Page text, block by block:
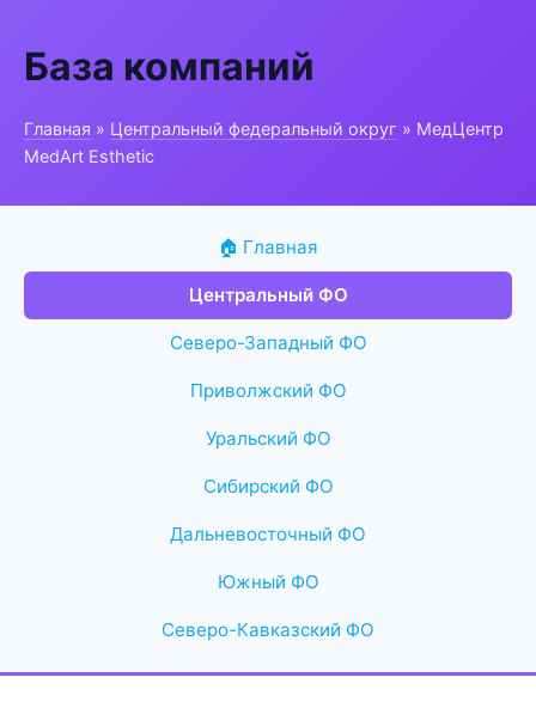
База компаний
Главная » Центральный федеральный округ » МедЦентр
MedArt Esthetic
🏠 Главная
Центральный ФО
Северо-Западный ФО
Приволжский ФО
Уральский ФО
Сибирский ФО
Дальневосточный ФО
Южный ФО
Северо-Кавказский ФО